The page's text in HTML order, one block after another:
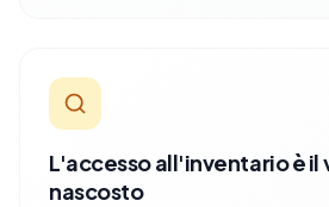
L'accesso all'inventario è il
nascosto